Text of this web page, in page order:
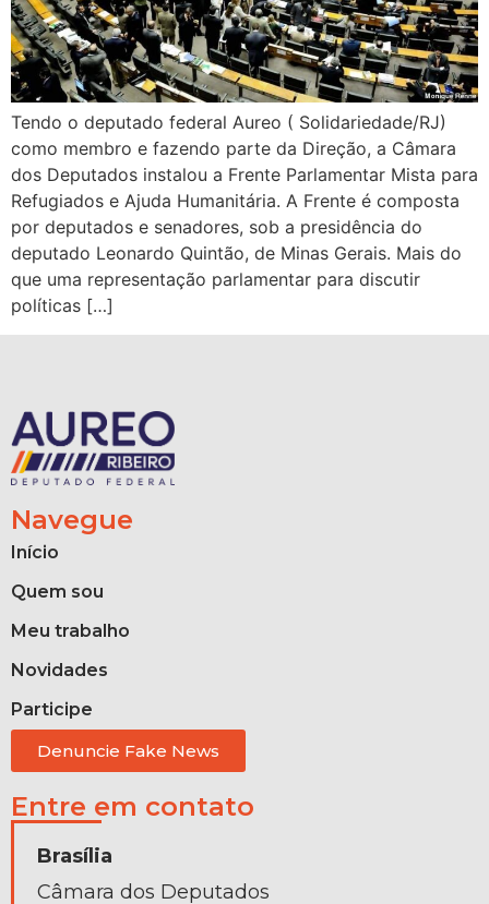
Tendo o deputado federal Aureo ( Solidariedade/RJ)
como membro e fazendo parte da Direção, a Câmara
dos Deputados instalou a Frente Parlamentar Mista para
Refugiados e Ajuda Humanitária. A Frente é composta
por deputados e senadores, sob a presidência do
deputado Leonardo Quintão, de Minas Gerais. Mais do
que uma representação parlamentar para discutir
políticas […]
Navegue
Início
Quem sou
Meu trabalho
Novidades
Participe
Denuncie Fake News
Entre em contato
Brasília
Câmara dos Deputados